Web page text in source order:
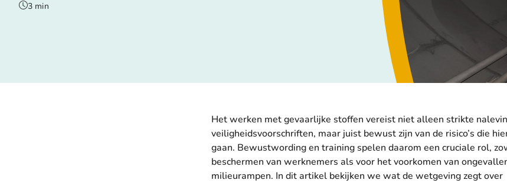
3 min
Het werken met gevaarlijke stoffen vereist niet alleen strikte
veiligheidsvoorschriften, maar juist bewust zijn van de risico’s die
gaan. Bewustwording en training spelen daarom een cruciale rol,
beschermen van werknemers als voor het voorkomen van
milieurampen. In dit artikel bekijken we wat de wetgeving zegt over